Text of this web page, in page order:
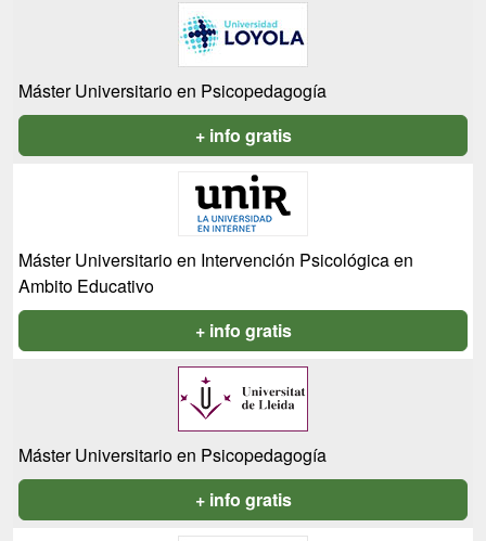
Máster Universitario en Psicopedagogía
+ info gratis
Máster Universitario en Intervención Psicológica en
Ambito Educativo
+ info gratis
Máster Universitario en Psicopedagogía
+ info gratis